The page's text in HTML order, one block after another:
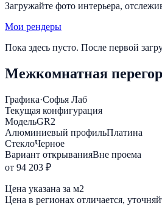
Загружайте фото интерьера,
Мои рендеры
Пока здесь пусто. После первой
Межкомнатная
Графика·Софья Лаб
Текущая конфигурация
МодельGR2
Алюминиевый профильПлатина
СтеклоЧерное
Вариант открыванияВне проема
от 94 203 ₽
Цена указана за м2
Цена в регионах отличается,